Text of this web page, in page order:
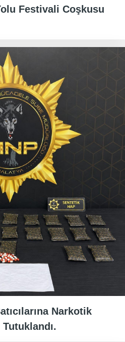
Festivali Coşkusu
Narkotik